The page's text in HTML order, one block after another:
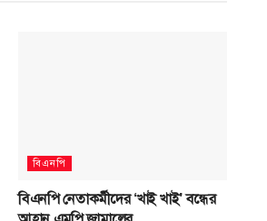
বিএনপি
বিএনপি নেতাকর্মীদের ‘খাই খাই’ বন্ধের